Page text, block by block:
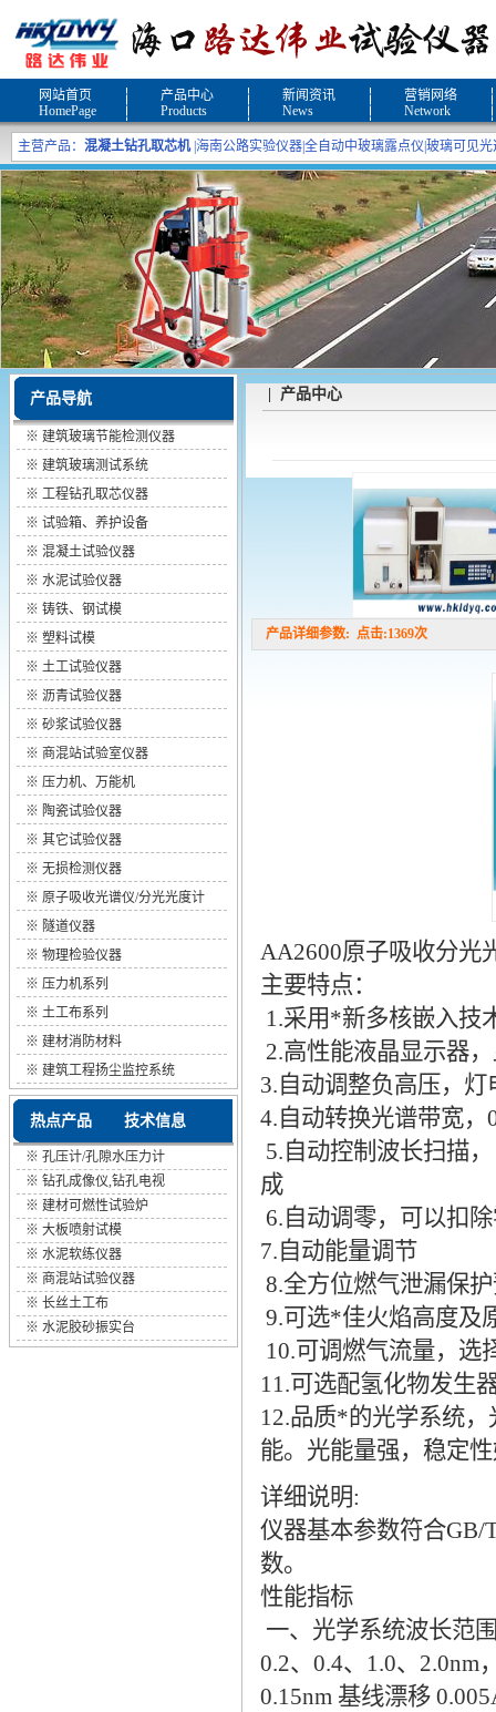
网站首页
HomePage
产品中心
Products
新闻资讯
News
营销网络
Network
主营产品： 混凝土钻孔取芯机| 海南公路实验仪器全自动中玻璃露点仪 玻璃可见
产品导航
※ 建筑玻璃节能检测仪器
※ 建筑玻璃测试系统
※ 工程钻孔取芯仪器
※ 试验箱、养护设备
※ 混凝土试验仪器
※ 水泥试验仪器
※ 铸铁、钢试模
※ 塑料试模
※ 土工试验仪器
※ 沥青试验仪器
※ 砂浆试验仪器
※ 商混站试验室仪器
※ 压力机、万能机
※ 陶瓷试验仪器
※ 其它试验仪器
※ 无损检测仪器
※ 原子吸收光谱仪/分光光度计
※ 隧道仪器
※ 物理检验仪器
※ 压力机系列
※ 土工布系列
※ 建材消防材料
※ 建筑工程扬尘监控系统
热点产品 技术信息
※ 孔压计/孔隙水压力计
※ 钻孔成像仪,钻孔电视
※ 建材可燃性试验炉
※ 大板喷射试模
※ 水泥软练仪器
※ 商混站试验仪器
※ 长丝土工布
※ 水泥胶砂振实台
| 产品中心
产品详细参数: 点击:1369次
AA2600原子吸收分光
主要特点：
1.采用*新多核嵌入技
2.高性能液晶显示器
3.自动调整负高压，灯
4.自动转换光谱带宽，
5.自动控制波长扫描
成
6.自动调零，可以扣
7.自动能量调节
8.全方位燃气泄漏保
9.可选*佳火焰高度及
10.可调燃气流量，选
11.可选配氢化物发生
12.品质*的光学系统
能。光能量强，稳定
详细说明:
仪器基本参数符合GB/
数。
性能指标
一、光学系统波长范
0.2、0.4、1.0、2.0nm
0.15nm 基线漂移